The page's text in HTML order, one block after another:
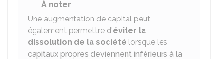
À noter
Une augmentation de capital peut
également permettre d'éviter la
dissolution de la société lorsque les
capitaux propres deviennent inférieurs à la